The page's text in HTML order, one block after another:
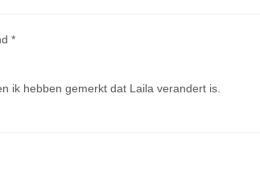
*
ik hebben gemerkt dat Laila verandert is.